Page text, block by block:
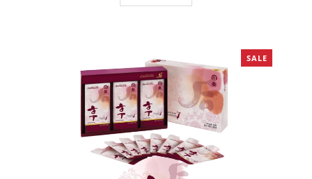
SALE